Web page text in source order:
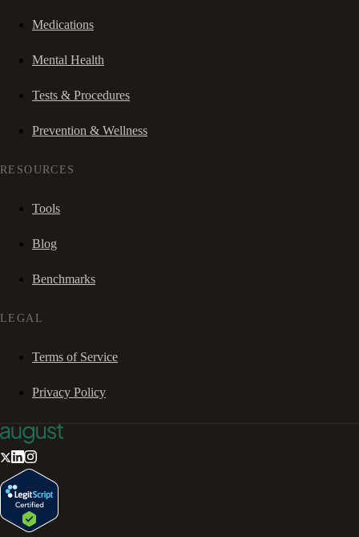
Medications
Mental Health
Tests & Procedures
Prevention & Wellness
RESOURCES
Tools
Blog
Benchmarks
LEGAL
Terms of Service
Privacy Policy